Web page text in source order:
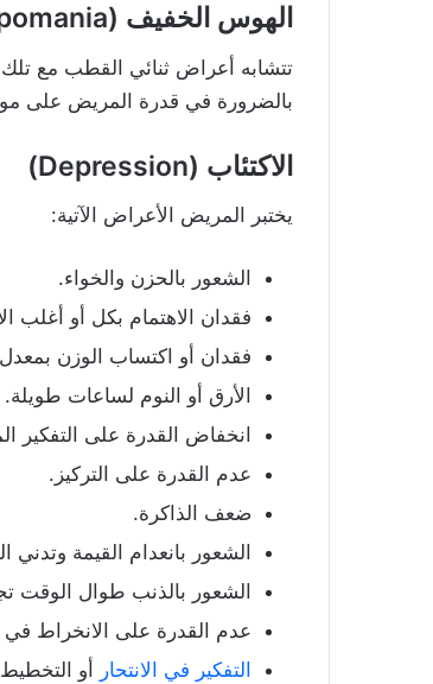
الهوس الخفيف (Hypomania)
تتشابه أعراض ثنائي القطب مع
بالضرورة في قدرة المريض على
الاكتئاب (Depression)
يختبر المريض الأعراض الآتية:
الشعور بالحزن والخواء.
فقدان الاهتمام بكل أو أغلب
فقدان أو اكتساب الوزن
الأرق أو النوم لساعات طويلة.
انخفاض القدرة على التفكير
عدم القدرة على التركيز.
ضعف الذاكرة.
الشعور بانعدام القيمة وتدني
الشعور بالذنب طوال الوقت
عدم القدرة على الانخراط في
التفكير في الانتحار
أو